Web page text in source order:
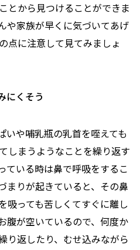
とから見つけることができま
や家族が早くに気づいてあげ
点に注意して見てみましょ
にくそう
いや哺乳瓶の乳首を咥えても
しまうようなことを繰り返す
ている時は鼻で呼吸をするこ
まりが起きていると、その鼻
吸っても苦しくてすぐに離し
腹が空いているので、何度か
り返したり、むせ込みながら